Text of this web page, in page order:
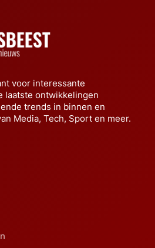
voor interessante
laatste ontwikkelingen
trends in binnen en
Media, Tech, Sport en meer.